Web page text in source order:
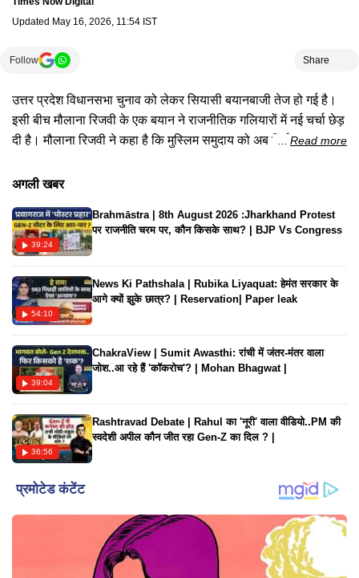
Updated May 16, 2026, 11:54 IST
Follow Share
उत्तर प्रदेश विधानसभा चुनाव को लेकर सियासी बयानबाजी तेज हो गई है।
इसी बीच मौलाना रिजवी के एक बयान ने राजनीतिक गलियारों में नई चर्चा छेड़
दी है। मौलाना रिजवी ने कहा है कि मुस्लिम समुदाय को अब सिर्फ समाजवादी
चाहिए। उन्होंने कहा कि लंबे समय से मुसलमानों का एक बड़ा वर्ग सपा का
लेकर नई रणनीति बनानी होगी।#maulanashahabuddinrazvi
#upelection2027
Read more
अगली खबर
39:24
Brahmāstra | 8th August 2026 :Jharkhand Protest
पर राजनीति चरम पर, कौन किसके साथ? | BJP Vs Congress
54:10
News Ki Pathshala | Rubika Liyaquat: हेमंत सरकार के
आगे क्यों झुके छात्र? | Reservation| Paper leak
39:04
ChakraView | Sumit Awasthi: रांची में जंतर-मंतर वाला
जोश..आ रहे हैं 'कॉकरोच'? | Mohan Bhagwat |
36:56
Rashtravad Debate | Rahul का 'नूरी' वाला वीडियो..PM की
स्वदेशी अपील कौन जीत रहा Gen-Z का दिल ? |